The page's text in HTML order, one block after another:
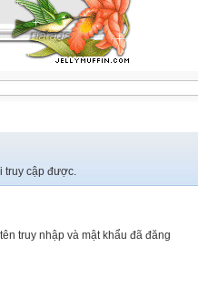
truy cập được.
truy nhập và mật khẩu đã đăng